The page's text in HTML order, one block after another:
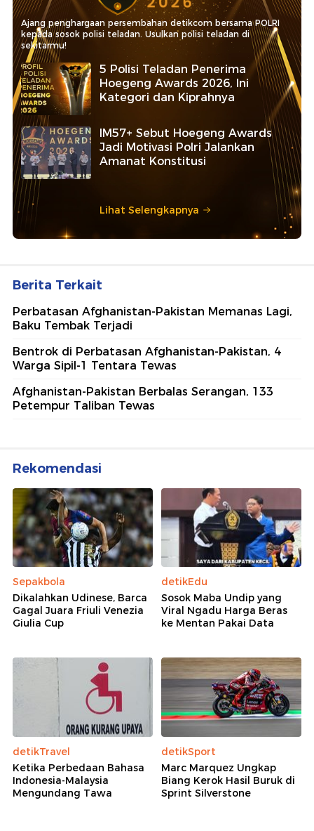
Ajang penghargaan persembahan detikcom bersama POLRI
kepada sosok polisi teladan. Usulkan polisi teladan di
sekitarmu!
5 Polisi Teladan Penerima
Hoegeng Awards 2026, Ini
Kategori dan Kiprahnya
IM57+ Sebut Hoegeng Awards
Jadi Motivasi Polri Jalankan
Amanat Konstitusi
Lihat Selengkapnya
Berita Terkait
Perbatasan Afghanistan-Pakistan Memanas Lagi,
Baku Tembak Terjadi
Bentrok di Perbatasan Afghanistan-Pakistan, 4
Warga Sipil-1 Tentara Tewas
Afghanistan-Pakistan Berbalas Serangan, 133
Petempur Taliban Tewas
Rekomendasi
Sepakbola
Dikalahkan Udinese, Barca
Gagal Juara Friuli Venezia
Giulia Cup
detikEdu
Sosok Maba Undip yang
Viral Ngadu Harga Beras
ke Mentan Pakai Data
detikTravel
Ketika Perbedaan Bahasa
Indonesia-Malaysia
Mengundang Tawa
detikSport
Marc Marquez Ungkap
Biang Kerok Hasil Buruk di
Sprint Silverstone